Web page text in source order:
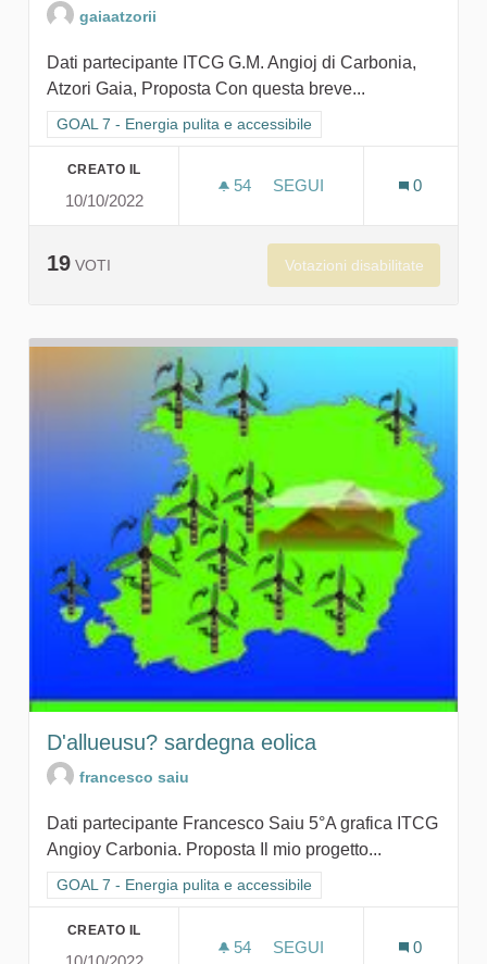
gaiaatzorii
Dati partecipante ITCG G.M. Angioj di Carbonia,
Atzori Gaia, Proposta Con questa breve...
Filtra i risultati per categoria: GOAL 7 - Energia pulita e
GOAL 7 - Energia pulita e accessibile
CREATO IL
10/10/2022
54 54 SOSTENITORI
SEGUI
0
19 VOTI Votazioni disabilitate
D'allueusu? sardegna eolica
francesco saiu
Dati partecipante Francesco Saiu 5°A grafica ITCG
Angioy Carbonia. Proposta Il mio progetto...
Filtra i risultati per categoria: GOAL 7 - Energia pulita e
GOAL 7 - Energia pulita e accessibile
CREATO IL
54 54 SOSTENITORI
SEGUI
0